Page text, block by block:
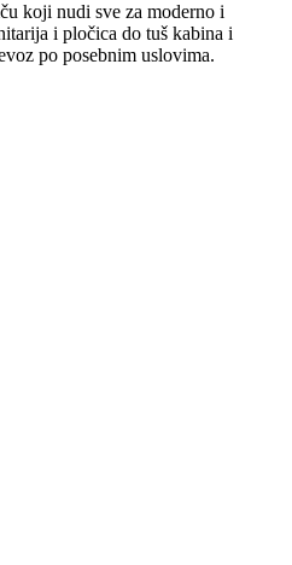
koji nudi sve za moderno i
i pločica do tuš kabina i
po posebnim uslovima.